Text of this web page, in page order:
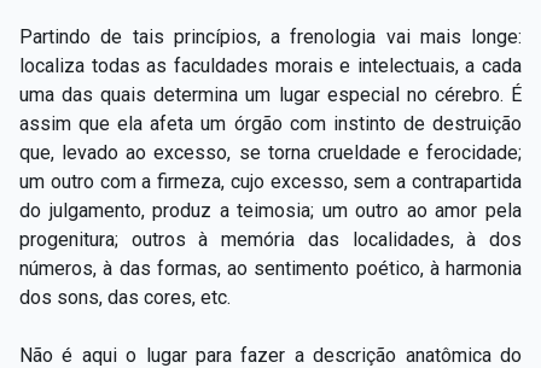
Partindo de tais princípios, a frenologia vai mais longe:
localiza todas as faculdades morais e intelectuais, a cada
uma das quais determina um lugar especial no cérebro. É
assim que ela afeta um órgão com instinto de destruição
que, levado ao excesso, se torna crueldade e ferocidade;
um outro com a firmeza, cujo excesso, sem a contrapartida
do julgamento, produz a teimosia; um outro ao amor pela
progenitura; outros à memória das localidades, à dos
números, à das formas, ao sentimento poético, à harmonia
dos sons, das cores, etc.
Não é aqui o lugar para fazer a descrição anatômica do